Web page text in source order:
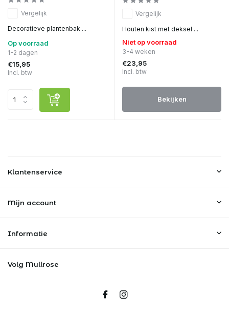
Vergelijk
Decoratieve plantenbak ...
Op voorraad
1-2 dagen
€15,95
Incl. btw
Vergelijk
Houten kist met deksel ...
Niet op voorraad
3-4 weken
€23,95
Incl. btw
Bekijken
Klantenservice
Mijn account
Informatie
Volg Mullrose